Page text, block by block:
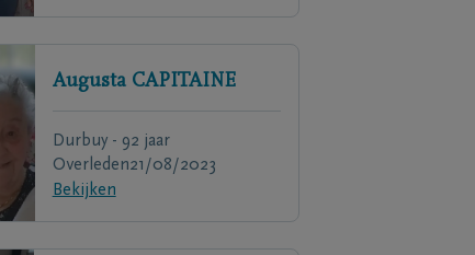
Augusta CAPITAINE
Durbuy - 92 jaar
Overleden21/08/2023
Bekijken